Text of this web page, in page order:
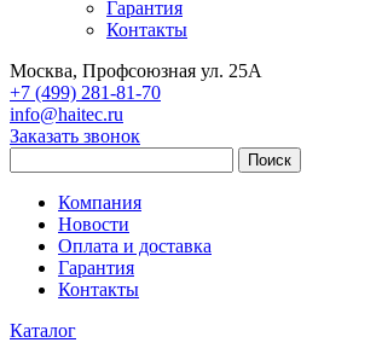
Гарантия
Контакты
Москва, Профсоюзная ул. 25А
+7 (499) 281-81-70
info@haitec.ru
Заказать звонок
Поиск
Компания
Новости
Оплата и доставка
Гарантия
Контакты
Каталог